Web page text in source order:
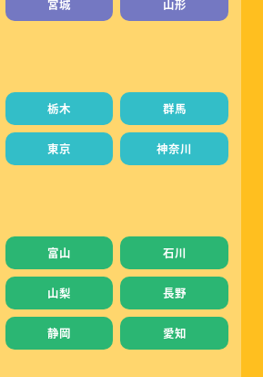
宮城 山形
栃木 群馬
東京 神奈川
富山 石川
山梨 長野
静岡
愛知